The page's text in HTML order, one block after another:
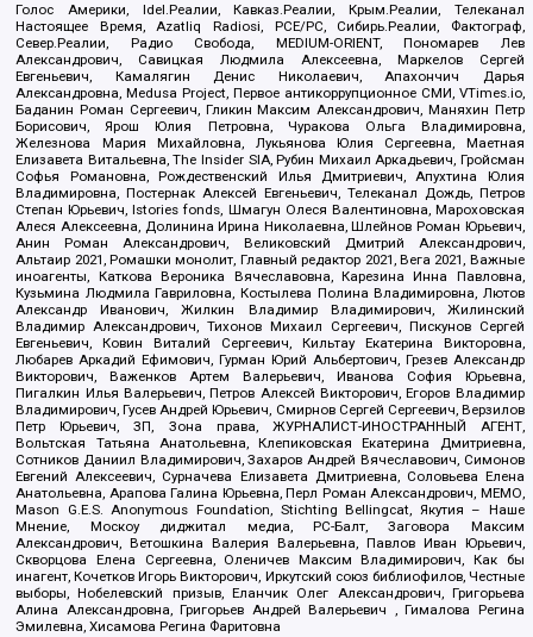
Голос Америки, Idel.Реалии, Кавказ.Реалии, Крым.Реалии, Телеканал
Настоящее Время, Azatliq Radiosi, PCE/PC, Сибирь.Реалии, Фактограф,
Север.Реалии, Радио Свобода, MEDIUM-ORIENT, Пономарев Лев
Александрович, Савицкая Людмила Алексеевна, Маркелов Сергей
Евгеньевич, Камалягин Денис Николаевич, Апахончич Дарья
Александровна, Medusa Project, Первое антикоррупционное СМИ, VTimes.io,
Баданин Роман Сергеевич, Гликин Максим Александрович, Маняхин Петр
Борисович, Ярош Юлия Петровна, Чуракова Ольга Владимировна,
Железнова Мария Михайловна, Лукьянова Юлия Сергеевна, Маетная
Елизавета Витальевна, The Insider SIA, Рубин Михаил Аркадьевич, Гройсман
Софья Романовна, Рождественский Илья Дмитриевич, Апухтина Юлия
Владимировна, Постернак Алексей Евгеньевич, Телеканал Дождь, Петров
Степан Юрьевич, Istories fonds, Шмагун Олеся Валентиновна, Мароховская
Алеся Алексеевна, Долинина Ирина Николаевна, Шлейнов Роман Юрьевич,
Анин Роман Александрович, Великовский Дмитрий Александрович,
Альтаир 2021, Ромашки монолит, Главный редактор 2021, Вега 2021, Важные
иноагенты, Каткова Вероника Вячеславовна, Карезина Инна Павловна,
Кузьмина Людмила Гавриловна, Костылева Полина Владимировна, Лютов
Александр Иванович, Жилкин Владимир Владимирович, Жилинский
Владимир Александрович, Тихонов Михаил Сергеевич, Пискунов Сергей
Евгеньевич, Ковин Виталий Сергеевич, Кильтау Екатерина Викторовна,
Любарев Аркадий Ефимович, Гурман Юрий Альбертович, Грезев Александр
Викторович, Важенков Артем Валерьевич, Иванова София Юрьевна,
Пигалкин Илья Валерьевич, Петров Алексей Викторович, Егоров Владимир
Владимирович, Гусев Андрей Юрьевич, Смирнов Сергей Сергеевич, Верзилов
Петр Юрьевич, ЗП, Зона права, ЖУРНАЛИСТ-ИНОСТРАННЫЙ АГЕНТ,
Вольтская Татьяна Анатольевна, Клепиковская Екатерина Дмитриевна,
Сотников Даниил Владимирович, Захаров Андрей Вячеславович, Симонов
Евгений Алексеевич, Сурначева Елизавета Дмитриевна, Соловьева Елена
Анатольевна, Арапова Галина Юрьевна, Перл Роман Александрович, МЕМО,
Mason G.E.S. Anonymous Foundation, Stichting Bellingcat, Якутия – Наше
Мнение, Москоу диджитал медиа, РС-Балт, Заговора Максим
Александрович, Ветошкина Валерия Валерьевна, Павлов Иван Юрьевич,
Скворцова Елена Сергеевна, Оленичев Максим Владимирович, Как бы
инагент, Кочетков Игорь Викторович, Иркутский союз библиофилов, Честные
выборы, Нобелевский призыв, Еланчик Олег Александрович, Григорьева
Алина Александровна, Григорьев Андрей Валерьевич , Гималова Регина
Эмилевна, Хисамова Регина Фаритовна